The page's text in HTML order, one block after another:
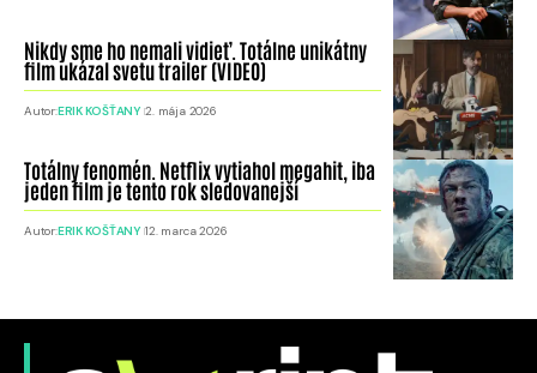
Nikdy sme ho nemali vidieť. Totálne unikátny
film ukázal svetu trailer (VIDEO)
Autor:ERIK KOŠŤANY 2. mája 2026
Totálny fenomén. Netflix vytiahol megahit, iba
jeden film je tento rok sledovanejší
Autor:ERIK KOŠŤANY 12. marca 2026